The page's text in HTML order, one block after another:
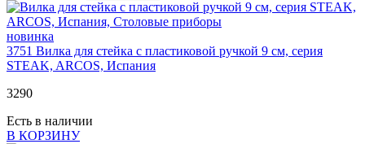
новинка
3751 Вилка для стейка с пластиковой ручкой 9 см, серия
STEAK, ARCOS, Испания
3290
Есть в наличии
В КОРЗИНУ